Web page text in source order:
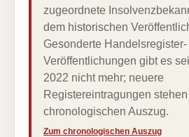
zugeordnete
dem historischen
Gesonderte Handelsregister-
Veröffentlichungen gibt es
2022 nicht mehr; neuere
Registereintragungen
chronologischen Auszug.
Zum chronologischen Auszug